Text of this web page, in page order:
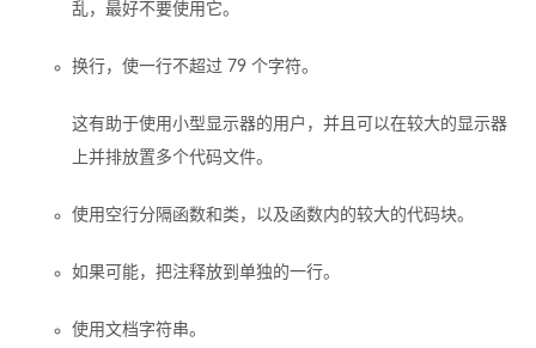
乱，最好不要使用它。
换行，使一行不超过 79 个字符。
这有助于使用小型显示器的用户，并且可以在较大的显示器
上并排放置多个代码文件。
使用空行分隔函数和类，以及函数内的较大的代码块。
如果可能，把注释放到单独的一行。
使用文档字符串。